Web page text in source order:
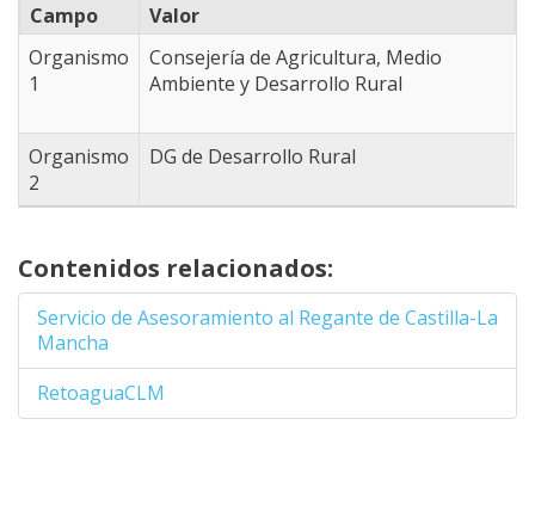
-4.9493408203125
38.623908948333,
38.365951588109,
-3.8177490234375
-3.3013916015625
-2.9058837890625
38.460643187983,
-2.8509521484375
-2.6092529296875
-2.4444580078125
Campo
Valor
Organismo
1
Consejería de Agricultura, Medio
Ambiente y Desarrollo Rural
Organismo
2
DG de Desarrollo Rural
Contenidos relacionados:
Servicio de Asesoramiento al Regante de Castilla-La
Mancha
RetoaguaCLM